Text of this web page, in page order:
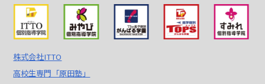
株式会社ITTO
高校生専門「原田塾」